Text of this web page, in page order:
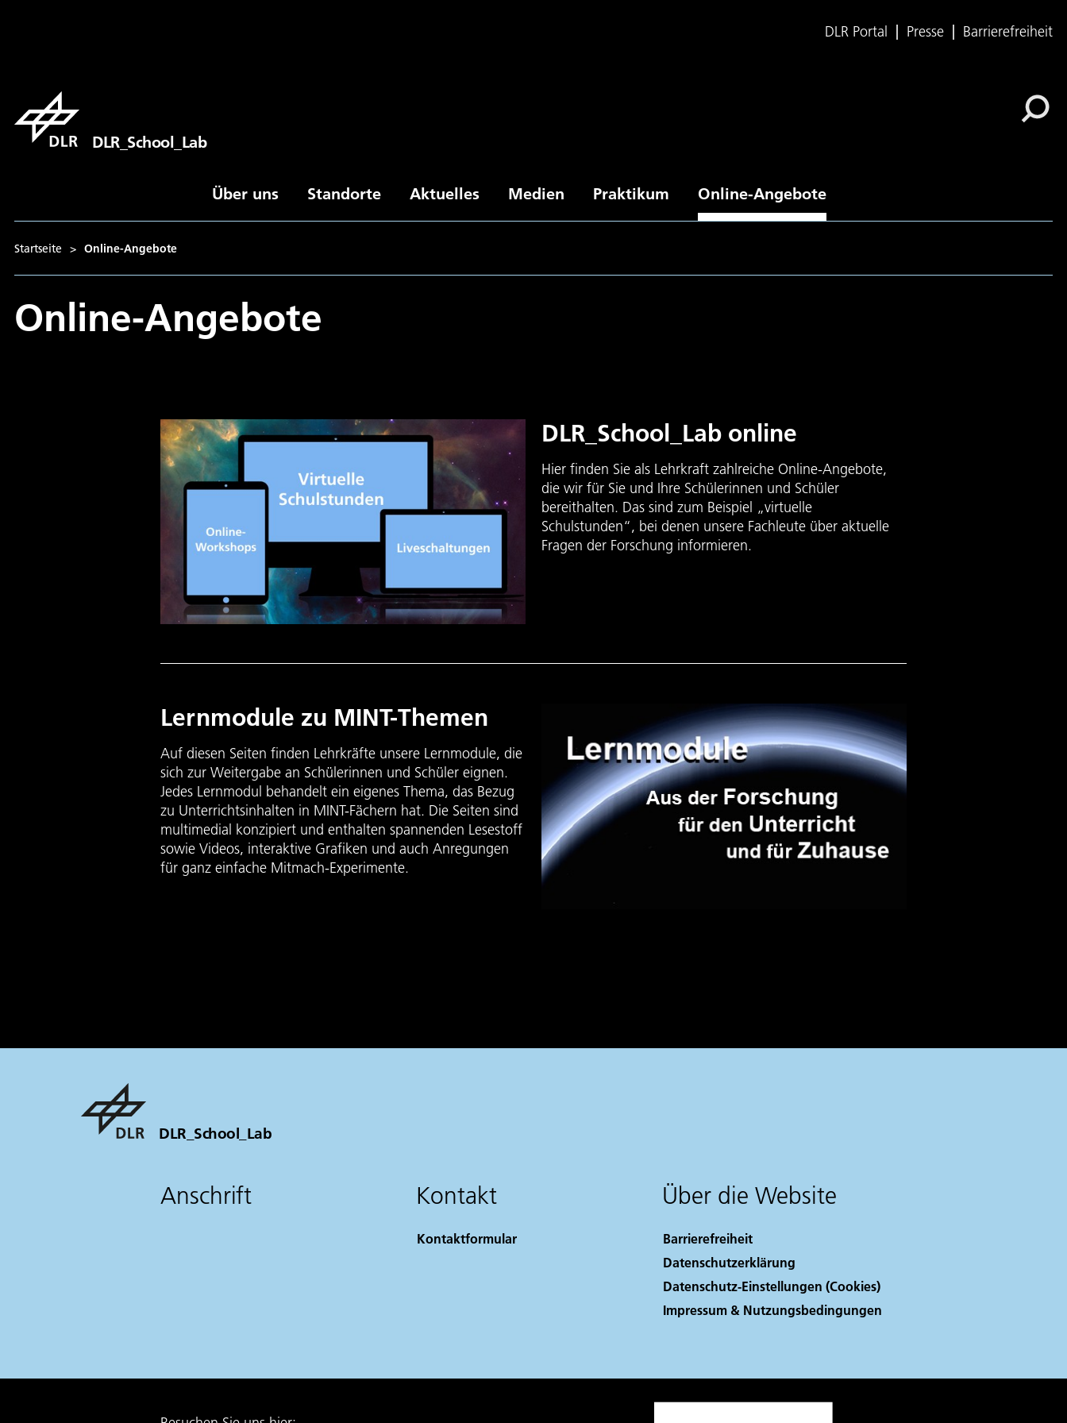
DLR Portal Presse Barrierefreiheit
DLR_School_Lab
Über uns Standorte Aktuelles Medien Praktikum Online-Angebote
Startseite > Online-Angebote
Online-Angebote
DLR_School_Lab online
Hier finden Sie als Lehrkraft zahlreiche Online-Angebote,
die wir für Sie und Ihre Schülerinnen und Schüler
bereithalten. Das sind zum Beispiel „virtuelle
Schulstunden“, bei denen unsere Fachleute über aktuelle
Fragen der Forschung informieren.
Lernmodule zu MINT-Themen
Auf diesen Seiten finden Lehrkräfte unsere Lernmodule, die
sich zur Weitergabe an Schülerinnen und Schüler eignen.
Jedes Lernmodul behandelt ein eigenes Thema, das Bezug
zu Unterrichtsinhalten in MINT-Fächern hat. Die Seiten sind
multimedial konzipiert und enthalten spannenden Lesestoff
sowie Videos, interaktive Grafiken und auch Anregungen
für ganz einfache Mitmach-Experimente.
DLR_School_Lab
Anschrift Kontakt
Kontaktformular
Über die Website
Barrierefreiheit
Datenschutzerklärung
Datenschutz-Einstellungen (Cookies)
Impressum & Nutzungsbedingungen